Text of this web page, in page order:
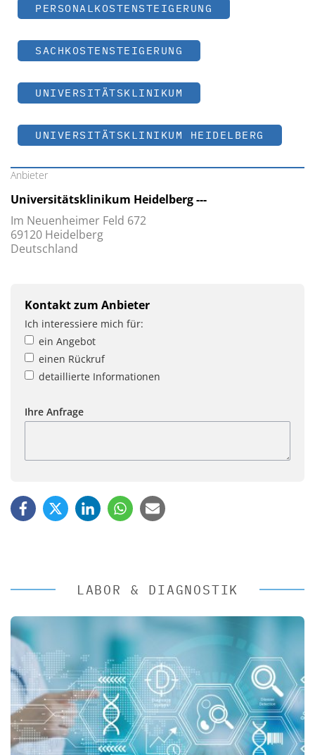
PERSONALKOSTENSTEIGERUNG
SACHKOSTENSTEIGERUNG
UNIVERSITÄTSKLINIKUM
UNIVERSITÄTSKLINIKUM HEIDELBERG
Anbieter
Universitätsklinikum Heidelberg ---
Im Neuenheimer Feld 672
69120 Heidelberg
Deutschland
Kontakt zum Anbieter
Ich interessiere mich für:
ein Angebot
einen Rückruf
detaillierte Informationen
Ihre Anfrage
LABOR & DIAGNOSTIK